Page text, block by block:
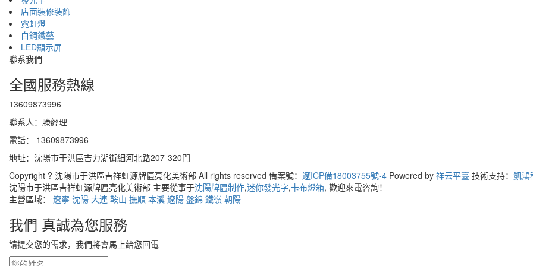
店面裝修裝飾
霓虹燈
白鋼鐵藝
LED顯示屏
聯系我們
全國服務熱線
13609873996
聯系人：滕經理
電話： 13609873996
地址：沈陽市于洪區吉力湖街細河北路207-320門
Copyright ? 沈陽市于洪區吉祥虹源牌匾亮化美術部 All rights reserved 備案號： 遼ICP備18003755號-4 Powered by 祥云平臺 技術支持： 凱鴻
沈陽市于洪區吉祥虹源牌匾亮化美術部 主要從事于沈陽牌匾制作,迷你發光字,卡布燈箱, 歡迎來電咨詢！
主營區域： 遼寧 沈陽 大連 鞍山 撫順 本溪 遼陽 盤錦 鐵嶺 朝陽
我們 真誠為您服務
請提交您的需求，我們將會馬上給您回電